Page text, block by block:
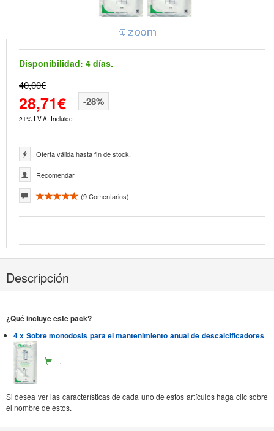
Disponibilidad: 4 días.
40,00€
28,71€ -28%
21% I.V.A. Incluido
Oferta válida hasta fin de stock.
Recomendar
(9Comentarios)
Descripción
¿Qué incluye este pack?
4 x Sobre monodosis para el mantenimiento anual de descalcificadores
.
Si desea ver las características de cada uno de estos artículos haga clic sobre
el nombre de estos.